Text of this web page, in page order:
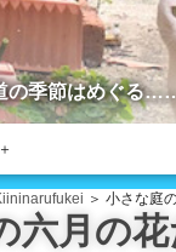
の季節はめぐる
＞ 小さな庭
六月の